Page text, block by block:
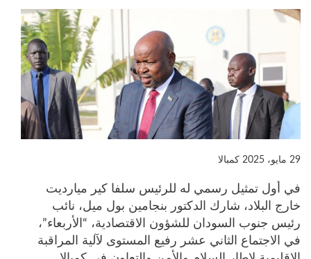
29 مايو، 2025 كمبالا
في أول تمثيل رسمي له للرئيس سلفا كير ميارديت
خارج البلاد، شارك الدكتور بنجامين بول ميل، نائب
رئيس جنوب السودان للشؤون الاقتصادية، “الأربعاء”،
في الاجتماع الثاني عشر رفيع المستوى لآلية المراقبة